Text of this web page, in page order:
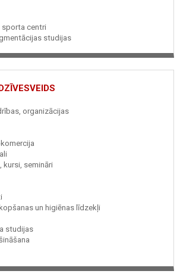
sporta centri
studijas
organizācijas
kursi, semināri
un higiēnas līdzekļi
studijas